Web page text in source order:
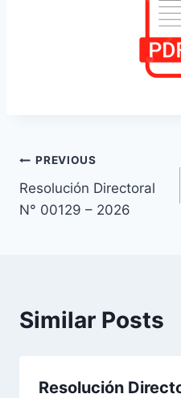
Navegación
de
PREVIOUS
Resolución Directoral
N° 00129 – 2026
Similar Posts
Resolución